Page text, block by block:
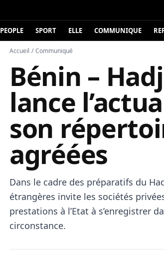
PEOPLE SPORT ELLE COMMUNIQUE
Accueil / Communiqué
Bénin –
lance
son
agréées
Dans le cadre des préparatifs du
étrangères invite les sociétés
prestations à l’Etat à s’enregistrer
circonstance.